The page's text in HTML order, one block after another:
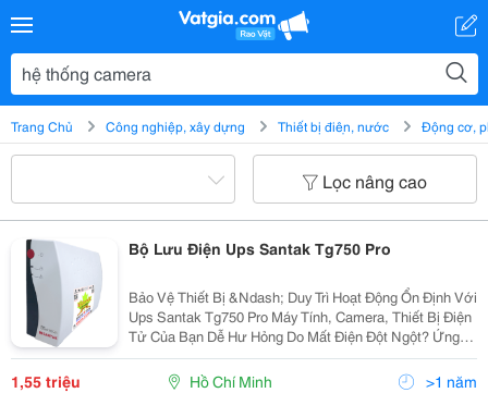
Trang Chủ Công nghiệp, xây dựng Thiết bị điện, nước Động cơ,
Lọc nâng cao
Bộ Lưu Điện Ups Santak Tg750 Pro
Bảo Vệ Thiết Bị &Ndash; Duy Trì Hoạt Động Ổn Định Với
Ups Santak Tg750 Pro Máy Tính, Camera, Thiết Bị Điện
Tử Của Bạn Dễ Hư Hỏng Do Mất Điện Đột Ngột? Ứng
Dụng: Văn Phòng, Quầy Thu Ngân, Hệ Thống Camera,
Máy Tính Cá Nhân&Hellip; Hàng Chính Hãng...
1,55 triệu Hồ Chí Minh >1 năm